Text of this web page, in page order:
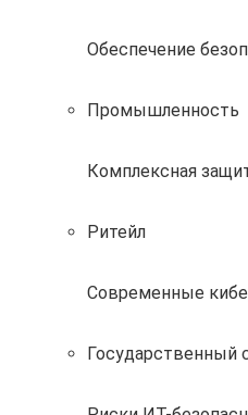
Обеспечение
Промышленность
Комплексная
Ритейл
Современные
Государственный